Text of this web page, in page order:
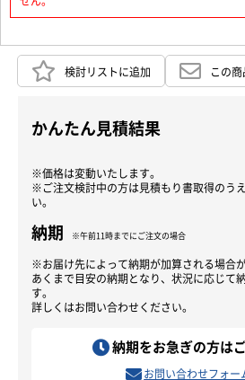
検討リストに追加 この
かんたん見積結果
※価格は変動いたします。
※ご注文検討中の方は見積もり書取得のう
い。
納期 ※午前11時までにご注文の場合
※お届け先によって納期が加算される場合が
あくまで目安の納期となり、状況に応じて
す。
詳しくはお問い合わせください。
納期をお急ぎの方は
お問い合わせフォー